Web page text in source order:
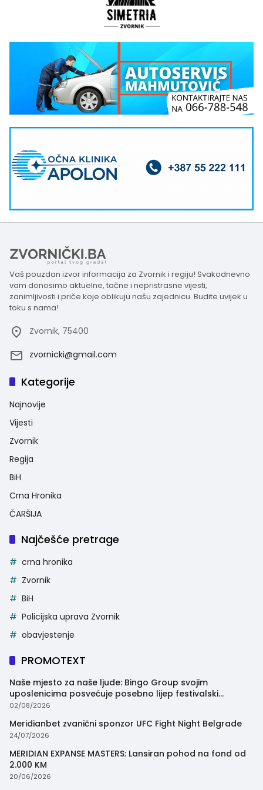
Vaš pouzdan izvor informacija za Zvornik i regiju! Svakodnevno
vam donosimo aktuelne, tačne i nepristrasne vijesti,
zanimljivosti i priče koje oblikuju našu zajednicu. Budite uvijek u
toku s nama!
Zvornik, 75400
zvornicki@gmail.com
Kategorije
Najnovije
Vijesti
Zvornik
Regija
BiH
Crna Hronika
ČARŠIJA
Najčešće pretrage
crna hronika
Zvornik
BiH
Policijska uprava Zvornik
obavjestenje
PROMOTEXT
Naše mjesto za naše ljude: Bingo Group svojim
uposlenicima posvećuje posebno lijep festivalski
trenutak
02/08/2026
Meridianbet zvanični sponzor UFC Fight Night Belgrade
24/07/2026
MERIDIAN EXPANSE MASTERS: Lansiran pohod na fond od
2.000 KM
20/06/2026